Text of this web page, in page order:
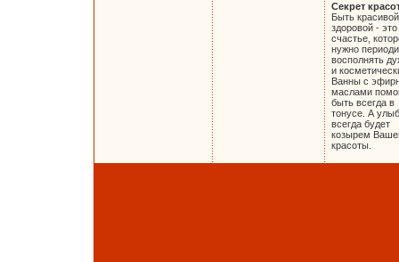
Секрет
Быть
здоровой - это
счастье,
нужно
восполнять
и
Ванны с
маслами
быть всегда в
тонусе. А
всегда будет
козырем
красоты.